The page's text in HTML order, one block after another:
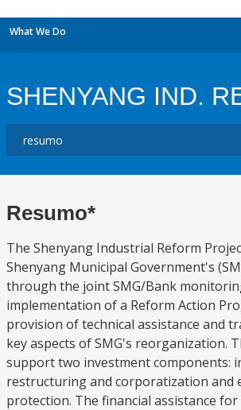
What We Do
SHENYANG IND.
Resumo*
The Shenyang Industrial Reform
Shenyang Municipal Government's
through the joint SMG/Bank
implementation of a Reform Action
provision of technical assistance and
key aspects of SMG's reorganization.
support two investment components:
restructuring and corporatization and
protection. The financial assistance for